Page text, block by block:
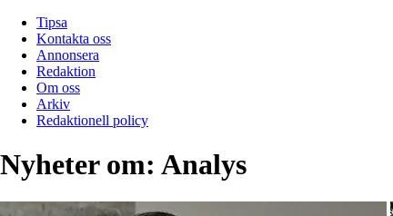
Tipsa
Kontakta oss
Annonsera
Redaktion
Om oss
Arkiv
Redaktionell policy
Nyheter om: Analys